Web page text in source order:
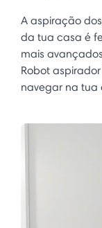
A aspiração
da tua casa é
mais
Robot
navegar na tua